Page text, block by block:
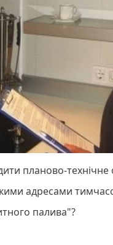
планово-технічне
адресами
палива"?